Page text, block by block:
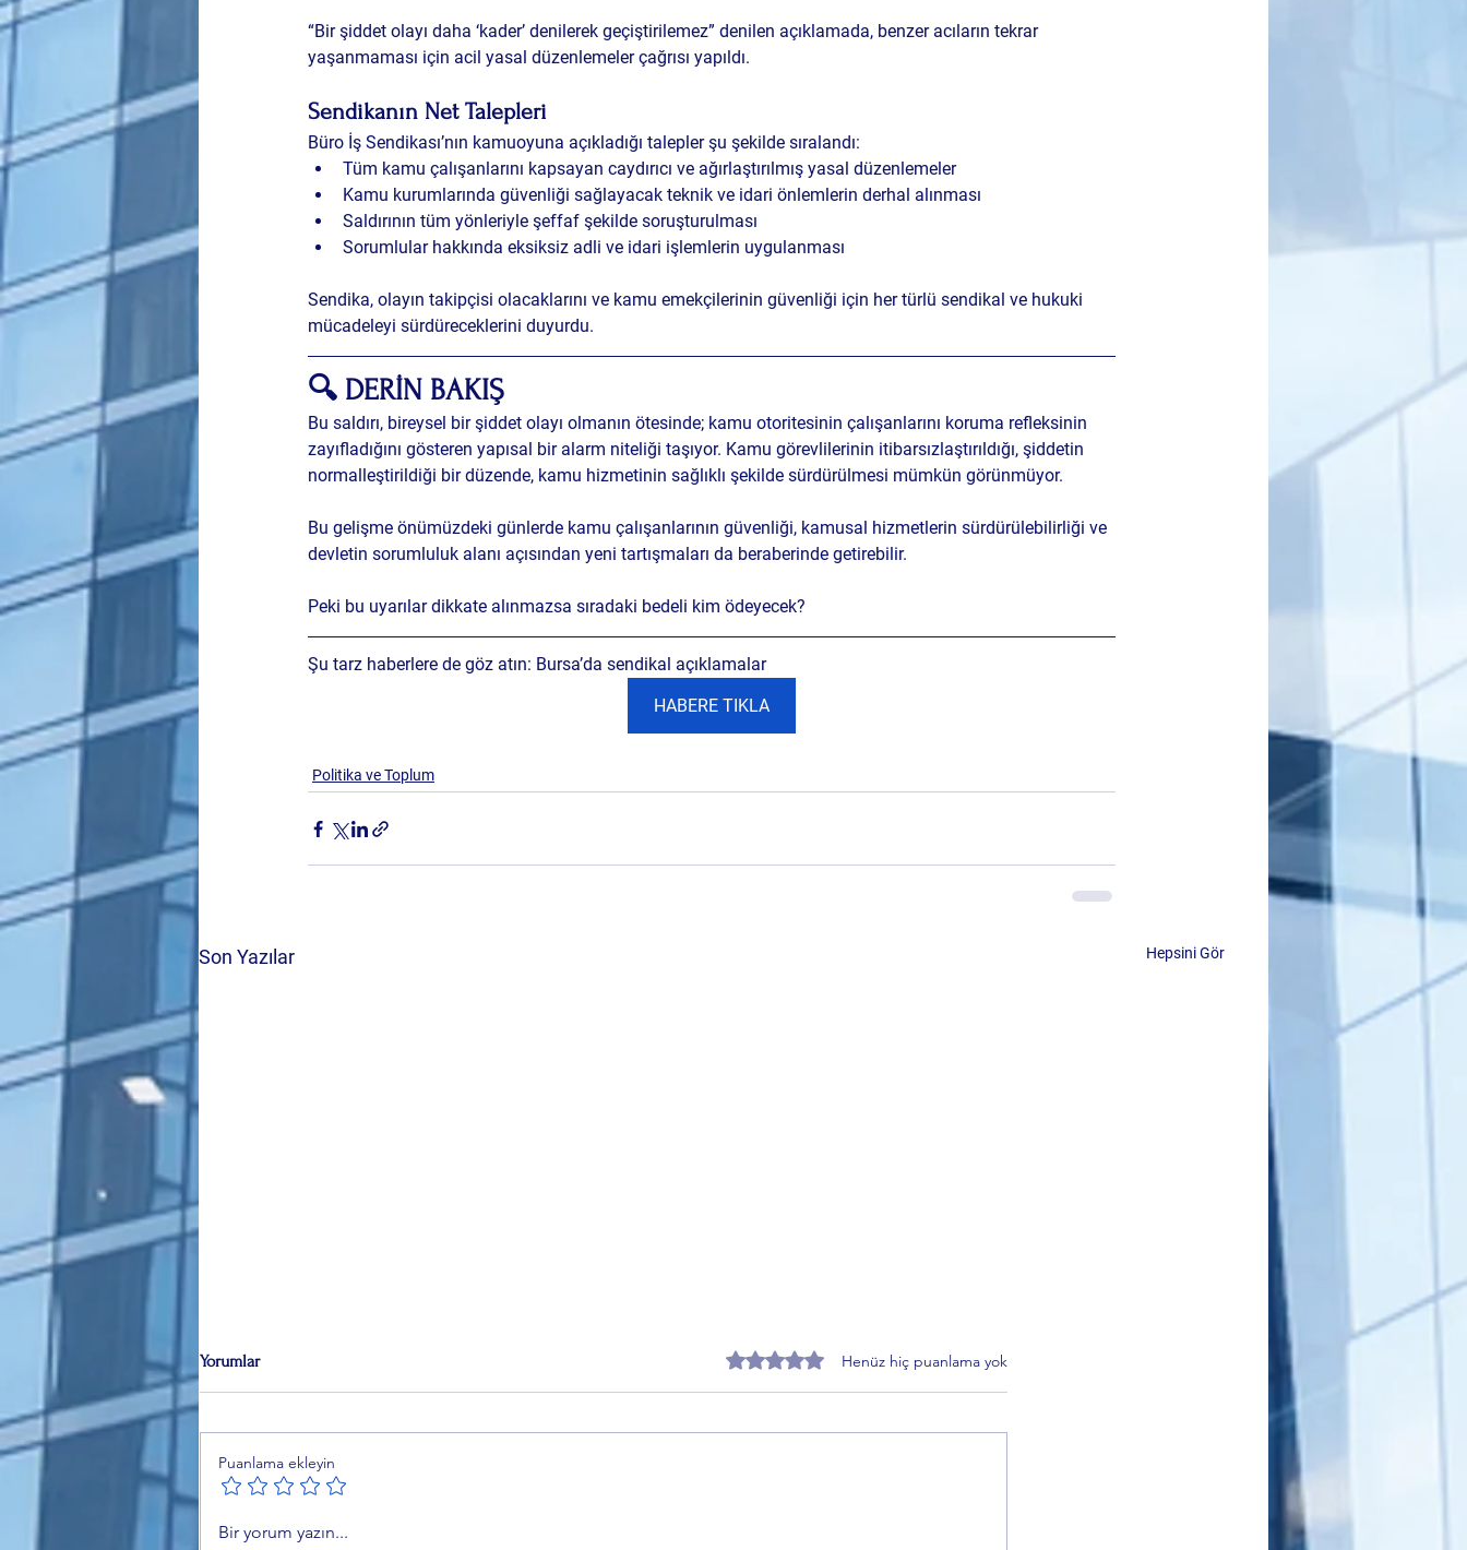
“Bir şiddet olayı daha ‘kader’ denilerek geçiştirilemez” denilen açıklamada, benzer acıların tekrar
yaşanmaması için acil yasal düzenlemeler çağrısı yapıldı.
Sendikanın Net Talepleri
Büro İş Sendikası’nın kamuoyuna açıkladığı talepler şu şekilde sıralandı:
Tüm kamu çalışanlarını kapsayan caydırıcı ve ağırlaştırılmış yasal düzenlemeler
Kamu kurumlarında güvenliği sağlayacak teknik ve idari önlemlerin derhal alınması
Saldırının tüm yönleriyle şeffaf şekilde soruşturulması
Sorumlular hakkında eksiksiz adli ve idari işlemlerin uygulanması
Sendika, olayın takipçisi olacaklarını ve kamu emekçilerinin güvenliği için her türlü sendikal ve hukuki
mücadeleyi sürdüreceklerini duyurdu.
🔍 DERİN BAKIŞ
Bu saldırı, bireysel bir şiddet olayı olmanın ötesinde; kamu otoritesinin çalışanlarını koruma refleksinin
zayıfladığını gösteren yapısal bir alarm niteliği taşıyor. Kamu görevlilerinin itibarsızlaştırıldığı, şiddetin
normalleştirildiği bir düzende, kamu hizmetinin sağlıklı şekilde sürdürülmesi mümkün görünmüyor.
Bu gelişme önümüzdeki günlerde kamu çalışanlarının güvenliği, kamusal hizmetlerin sürdürülebilirliği ve
devletin sorumluluk alanı açısından yeni tartışmaları da beraberinde getirebilir.
Peki bu uyarılar dikkate alınmazsa sıradaki bedeli kim ödeyecek?
Şu tarz haberlere de göz atın: Bursa’da sendikal açıklamalar
HABERE TIKLA
Politika ve Toplum
Son Yazılar Hepsini Gör
Özer Matlı’dan BTSO Seçimleri
Yorumlar 5 üzerinden 0 yıldızHenüz hiç puanlama yok
Puanlama ekleyin
Bir yorum yazın...